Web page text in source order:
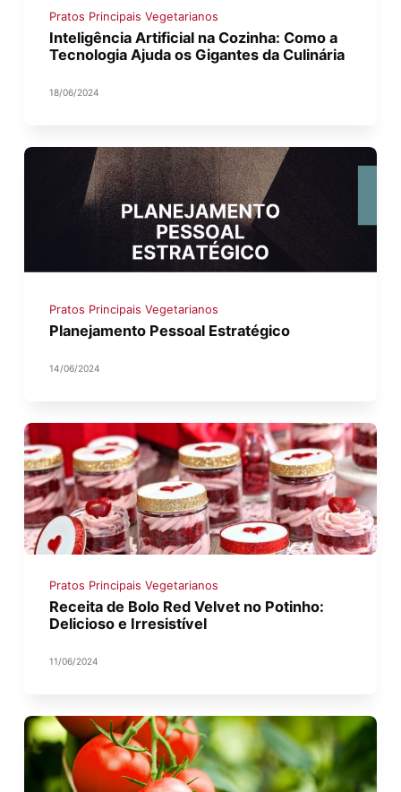
Pratos Principais Vegetarianos
Inteligência Artificial na Cozinha: Como a
Tecnologia Ajuda os Gigantes da Culinária
18/06/2024
Pratos Principais Vegetarianos
Planejamento Pessoal Estratégico
14/06/2024
Pratos Principais Vegetarianos
Receita de Bolo Red Velvet no Potinho:
Delicioso e Irresistível
11/06/2024